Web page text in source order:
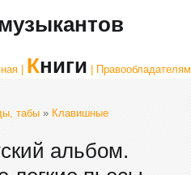
| Книги | Правообладателям
табы » Клавишные
альбом.